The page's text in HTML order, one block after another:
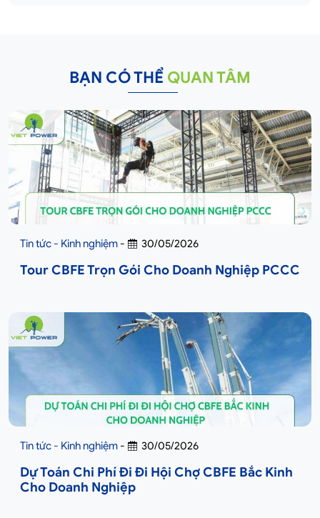
BẠN CÓ THỂ QUAN TÂM
Tin tức - Kinh nghiệm - 30/05/2026
Tour CBFE Trọn Gói Cho Doanh Nghiệp PCCC
Tin tức - Kinh nghiệm - 30/05/2026
Dự Toán Chi Phí Đi Đi Hội Chợ CBFE Bắc Kinh
Cho Doanh Nghiệp